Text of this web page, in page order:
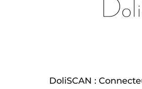
DoliSCAN :